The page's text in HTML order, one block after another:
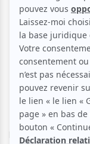
offrant un
indifférent,
garantissant
Canada qui
des festivals
Lena Trottein,
beaux clichés de